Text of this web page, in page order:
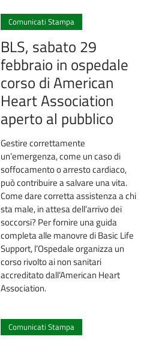
Comunicati Stampa
BLS, sabato 29
febbraio in ospedale
corso di American
Heart Association
aperto al pubblico
Gestire correttamente
un’emergenza, come un caso di
soffocamento o arresto cardiaco,
può contribuire a salvare una vita.
Come dare corretta assistenza a chi
sta male, in attesa dell’arrivo dei
soccorsi? Per fornire una guida
completa alle manovre di Basic Life
Support, l’Ospedale organizza un
corso rivolto ai non sanitari
accreditato dall’American Heart
Association.
Comunicati Stampa